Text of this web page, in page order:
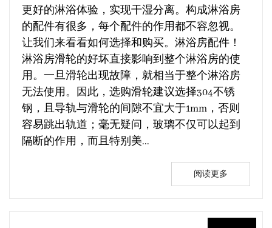
更好的淋浴体验，实现干湿分离。构成淋浴房
的配件有很多，每个配件的作用都不容忽视。
让我们来看看如何选择和购买。淋浴房配件！
淋浴房滑轮的好坏直接影响到整个淋浴房的使
用。一旦滑轮出现故障，就相当于整个淋浴房
无法使用。因此，选购滑轮建议选择304不锈
钢，且导轨与滑轮的间隙不宜大于1mm，否则
容易跳出轨道；毫无疑问，玻璃不仅可以起到
隔断的作用，而且特别美...
阅读更多